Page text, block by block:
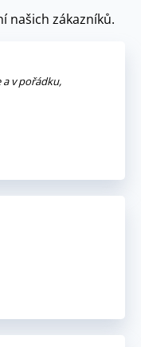
našich zákazníků.
a v pořádku,